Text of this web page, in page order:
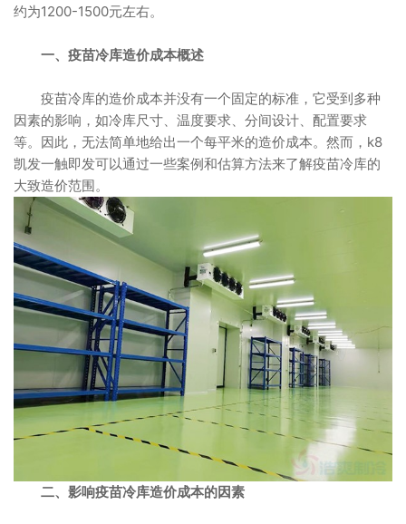
约为1200-1500元左右。
一、疫苗冷库造价成本概述
疫苗冷库的造价成本并没有一个固定的标准，它受到多种
因素的影响，如冷库尺寸、温度要求、分间设计、配置要求
等。因此，无法简单地给出一个每平米的造价成本。然而，k8
凯发一触即发可以通过一些案例和估算方法来了解疫苗冷库的
大致造价范围。
二、影响疫苗冷库造价成本的因素